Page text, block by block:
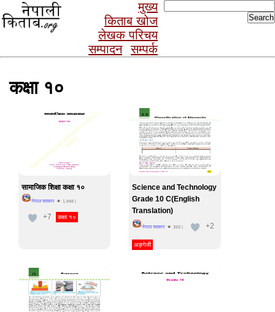
मुख्य
किताब खोज
लेखक परिचय
सम्पादन
सम्पर्क
for:
कक्षा १०
सामाजिक शिक्षा कक्षा १०
नेपाल सरकार 1,948|
+7 कक्षा १०
Science and Technology
Grade 10 C(English
Translation)
नेपाल सरकार 393| +2
अङ्गेजी